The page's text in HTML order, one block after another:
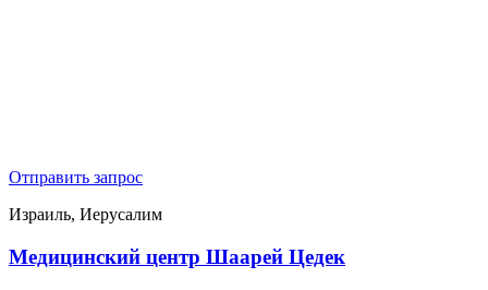
Отправить запрос
Израиль, Иерусалим
Медицинский центр Шаарей Цедек